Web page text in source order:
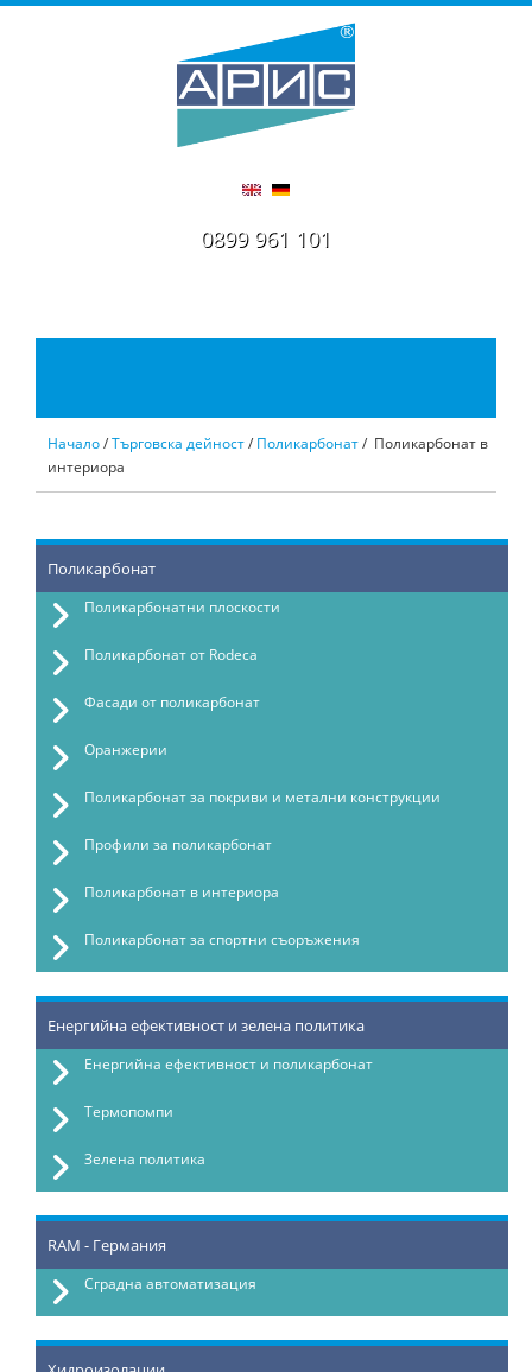
0899 961 101
Начало/Търговска дейност/ Поликарбонат/ Поликарбонат в
интериора
Поликарбонат
Поликарбонатни плоскости
Поликарбонат от Rodeca
Фасади от поликарбонат
Оранжерии
Поликарбонат за покриви и метални конструкции
Профили за поликарбонат
Поликарбонат в интериора
Поликарбонат за спортни съоръжения
Енергийна ефективност и зелена политика
Енергийна ефективност и поликарбонат
Термопомпи
Зелена политика
RAM - Германия
Сградна автоматизация